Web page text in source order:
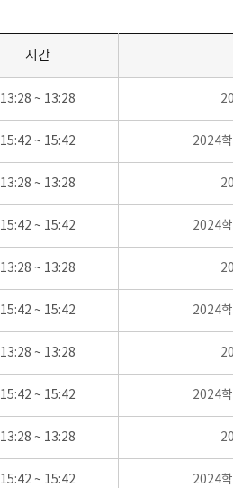
시간
13:28 ~ 13:28
15:42 ~ 15:42 2024학
13:28 ~ 13:28
15:42 ~ 15:42 2024학
13:28 ~ 13:28
15:42 ~ 15:42 2024학
13:28 ~ 13:28
15:42 ~ 15:42 2024학
13:28 ~ 13:28
15:42 ~ 15:42 2024학